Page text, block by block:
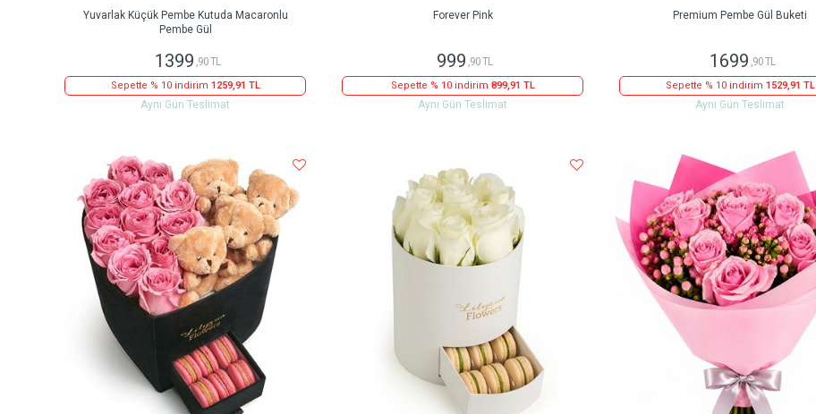
Yuvarlak Küçük Pembe Kutuda Macaronlu
Pembe Gül
1399 ,90 TL
Sepette % 10 indirim 1259,91 TL
Aynı Gün Teslimat
Forever Pink
999 ,90 TL
Sepette % 10 indirim 899,91 TL
Aynı Gün Teslimat
Premium Pembe Gül Buketi
1699 ,90 TL
Sepette % 10 indirim 1529,91 TL
Aynı Gün Teslimat